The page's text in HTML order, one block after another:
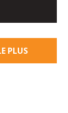
PLUS